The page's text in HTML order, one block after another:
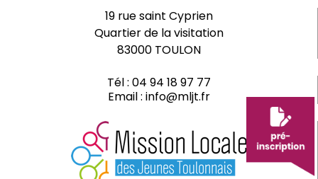
19 rue saint Cyprien
Quartier de la visitation
83000 TOULON
Tél : 04 94 18 97 77
Email : info@mljt.fr